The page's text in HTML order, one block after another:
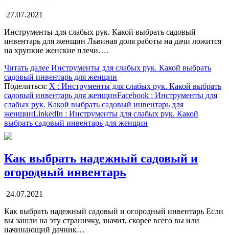
27.07.2021
Инструменты для слабых рук. Какой выбрать садовый
инвентарь для женщин Львиная доля работы на дачи ложится
на хрупкие женские плечи….
Читать далее Инструменты для слабых рук. Какой выбрать
садовый инвентарь для женщин
Поделиться: X : Инструменты для слабых рук. Какой выбрать
садовый инвентарь для женщинFacebook : Инструменты для
слабых рук. Какой выбрать садовый инвентарь для
женщинLinkedIn : Инструменты для слабых рук. Какой
выбрать садовый инвентарь для женщин
Как выбрать надежный садовый и
огородный инвентарь
24.07.2021
Как выбрать надежный садовый и огородный инвентарь Если
вы зашли на эту страничку, значит, скорее всего вы или
начинающий дачник…